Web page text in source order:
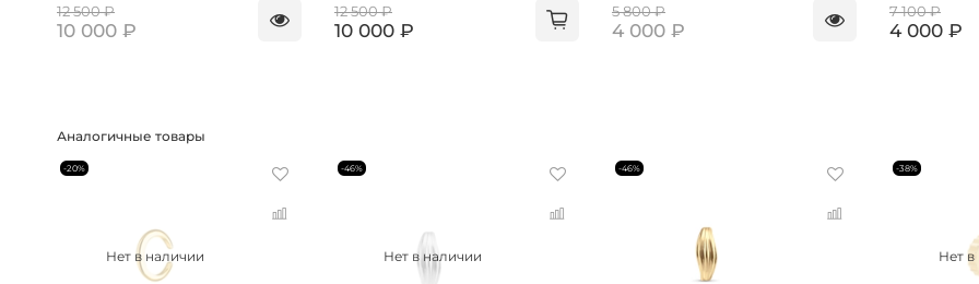
12 500 ₽
10 000 ₽
12 500 ₽
10 000 ₽
5 800 ₽
4 000 ₽
7 100 ₽
4 000 ₽
Аналогичные товары
Нет в наличии
-20%
Нет в наличии
-46% -46%
Нет
-38%